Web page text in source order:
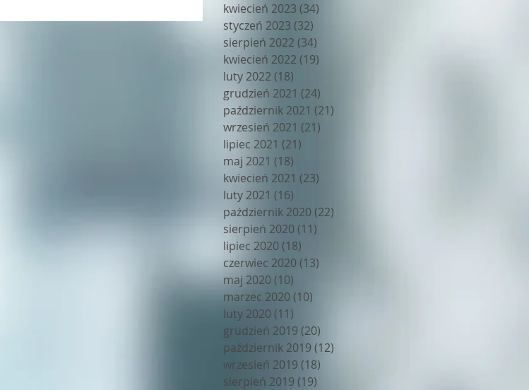
kwiecień 2023 (34)
styczeń 2023 (32)
sierpień 2022 (34)
kwiecień 2022 (19)
luty 2022 (18)
grudzień 2021 (24)
październik 2021 (21)
wrzesień 2021 (21)
lipiec 2021 (21)
maj 2021 (18)
kwiecień 2021 (23)
luty 2021 (16)
październik 2020 (22)
sierpień 2020 (11)
lipiec 2020 (18)
czerwiec 2020 (13)
maj 2020 (10)
marzec 2020 (10)
luty 2020 (11)
grudzień 2019 (20)
październik 2019 (12)
wrzesień 2019 (18)
sierpień 2019 (19)